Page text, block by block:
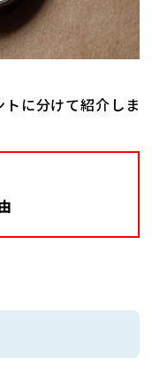
に分けて紹介しま